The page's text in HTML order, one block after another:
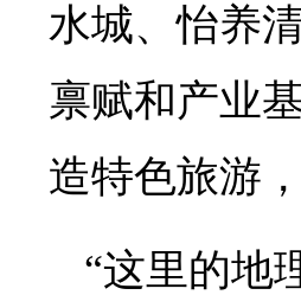
水城、怡养
禀赋和产业
造特色旅游
“这里的地